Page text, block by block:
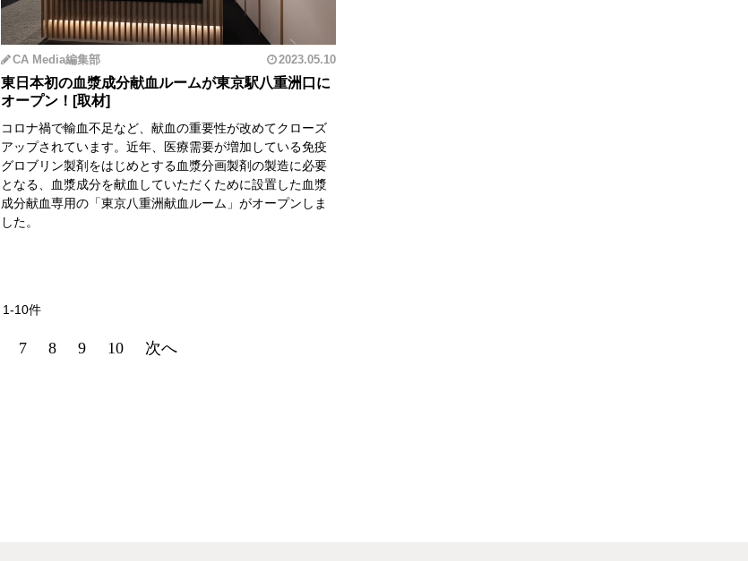
CA Media編集部 2023.05.10
東日本初の血漿成分献血ルームが東京駅八重洲口に
オープン！
コロナ禍で輸血不足など、献血の重要性が改めてクローズ
アップされています。近年、医療需要が増加している免疫
グロブリン製剤をはじめとする血漿分画製剤の製造に必要
となる、血漿成分を献血していただくために設置した血漿
成分献血専用の「東京八重洲献血ルーム」がオープンしま
した。
1-10件
7 8 9 10 次へ